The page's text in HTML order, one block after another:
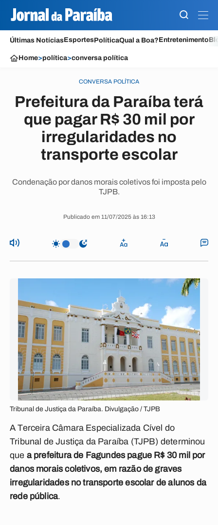
Últimas NotíciasEsportesPolíticaQual a Boa?Entretenimento
Home>política>conversa política
CONVERSA POLÍTICA
Prefeitura da Paraíba terá
que pagar R$ 30 mil por
irregularidades no
transporte escolar
Condenação por danos morais coletivos foi imposta pelo
TJPB.
Publicado em 11/07/2025 às 16:13
Tribunal de Justiça da Paraíba. Divulgação / TJPB
A Terceira Câmara Especializada Cível do
Tribunal de Justiça da Paraíba (TJPB) determinou
que a prefeitura de Fagundes pague R$ 30 mil por
danos morais coletivos, em razão de graves
irregularidades no transporte escolar de alunos da
rede pública.